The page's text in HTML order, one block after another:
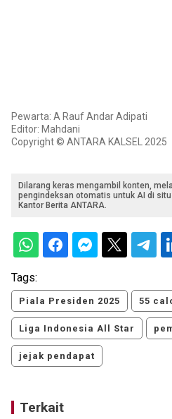
Pewarta: A Rauf Andar Adipati
Editor: Mahdani
Copyright © ANTARA KALSEL 2025
Dilarang keras mengambil konten,
pengindeksan otomatis untuk AI di
Kantor Berita ANTARA.
Tags:
Piala Presiden 2025 55
Liga Indonesia All Star
jejak pendapat
Terkait